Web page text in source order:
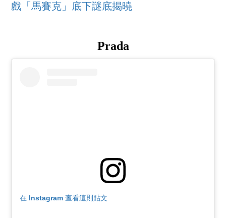
戲「馬賽克」底下謎底揭曉
Prada
在 Instagram 查看這則貼文